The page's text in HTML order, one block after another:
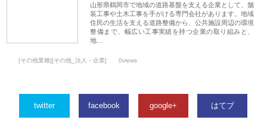
山形県鶴岡市で地域の道路基盤を支える企業として、舗
装工事や土木工事を手がける専門会社があります。地域
住民の生活を支える道路整備から、公共施設周辺の環境
整備まで、幅広い工事実績を持つ企業の取り組みと、
地…
[その他業種][その他_法人・企業] 0views
twitter facebook google+ はてブ